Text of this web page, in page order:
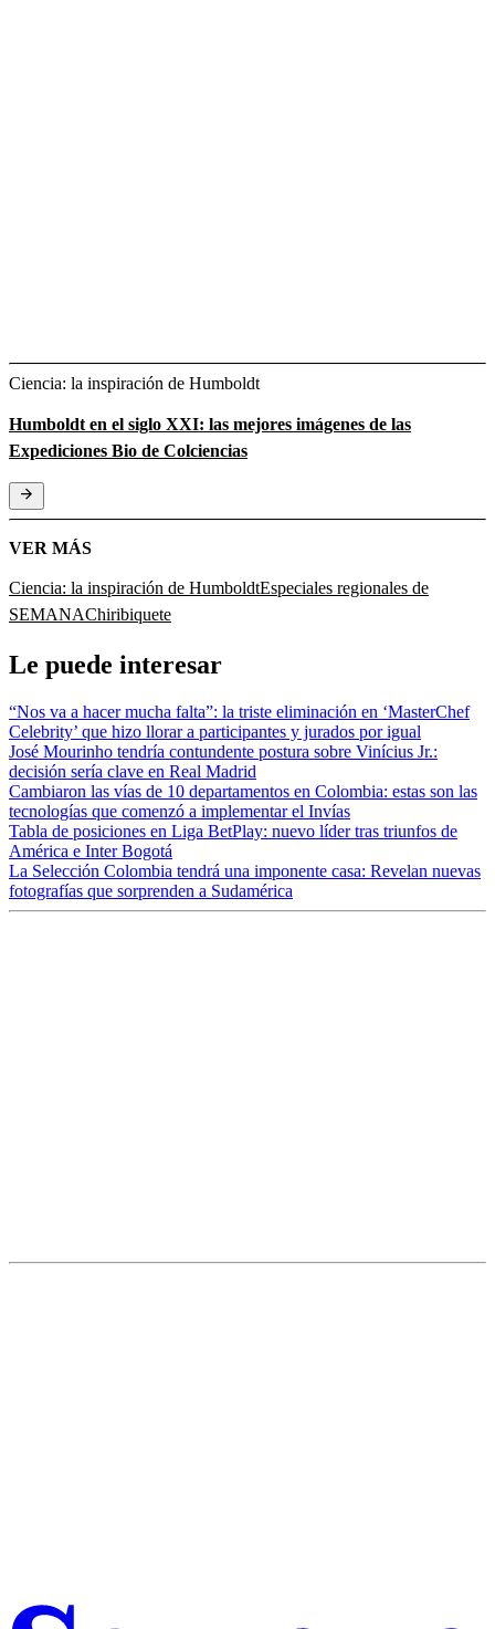
Ciencia: la inspiración de Humboldt
Humboldt en el siglo XXI: las mejores imágenes de las
Expediciones Bio de Colciencias
VER MÁS
Ciencia: la inspiración de HumboldtEspeciales regionales de
SEMANAChiribiquete
Le puede interesar
“Nos va a hacer mucha falta”: la triste eliminación en ‘MasterChef
Celebrity’ que hizo llorar a participantes y jurados por igual
José Mourinho tendría contundente postura sobre Vinícius Jr.:
decisión sería clave en Real Madrid
Cambiaron las vías de 10 departamentos en Colombia: estas son las
tecnologías que comenzó a implementar el Invías
Tabla de posiciones en Liga BetPlay: nuevo líder tras triunfos de
América e Inter Bogotá
La Selección Colombia tendrá una imponente casa: Revelan nuevas
fotografías que sorprenden a Sudamérica